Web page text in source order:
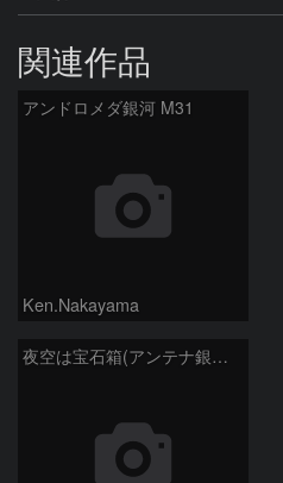
関連作品
アンドロメダ銀河 M31
Ken.Nakayama
夜空は宝石箱(アンテナ銀河 NGC4038) Seestar50